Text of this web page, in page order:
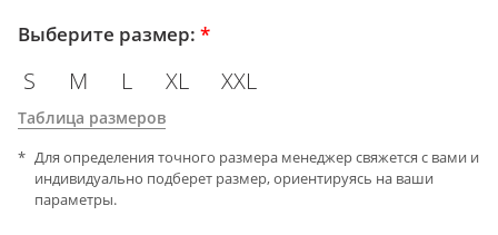
Выберите размер: *
S M L XL XXL
Таблица размеров
Для определения точного размера менеджер свяжется с вами и
индивидуально подберет размер, ориентируясь на ваши
параметры.